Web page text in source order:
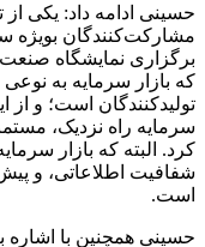
حسینی ادامه داد: یکی از
مشارکت‌کنندگان
برگزاری نمایشگاه
که بازار سرمایه به
تولیدکنندگان است؛ و از
سرمایه راه نزدیک،
کرد. البته که بازار
شفافیت اطلاعاتی، و
است.
حسینی همچنین با